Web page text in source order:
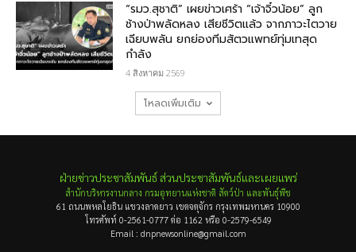
“รมว.สุชาติ” เผยข่าวเศร้า “เจ้าจิ๋วน้อย” ลูก
ช้างป่าพลัดหลง เสียชีวิตแล้ว จากภาวะไตวาย
เฉียบพลัน ยกย่องทีมสัตวแพทย์ทุ่มเทสุด
กำลัง
4 สิงหาคม 2569
โหลดเพิ่มเติม
ฝ่ายข่าวประชาสัมพันธ์ ส่วนประชาสัมพันธ์และเผยแพร่
สำนักบริหารงานกลาง กรมอุทยานแห่งชาติ สัตว์ป่า และพันธุ์พืช
61 ถนนพหลโยธิน แขวงลาดยาว เขตจตุจักร กรุงเทพมหานคร 10900
โทรศัพท์ 0-2561-0777 ต่อ 1162 หรือ 0-2579-6549
Email : dnpnewsonline@gmail.com